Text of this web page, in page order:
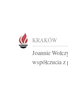
KRAKÓW
Joannie
współczucia